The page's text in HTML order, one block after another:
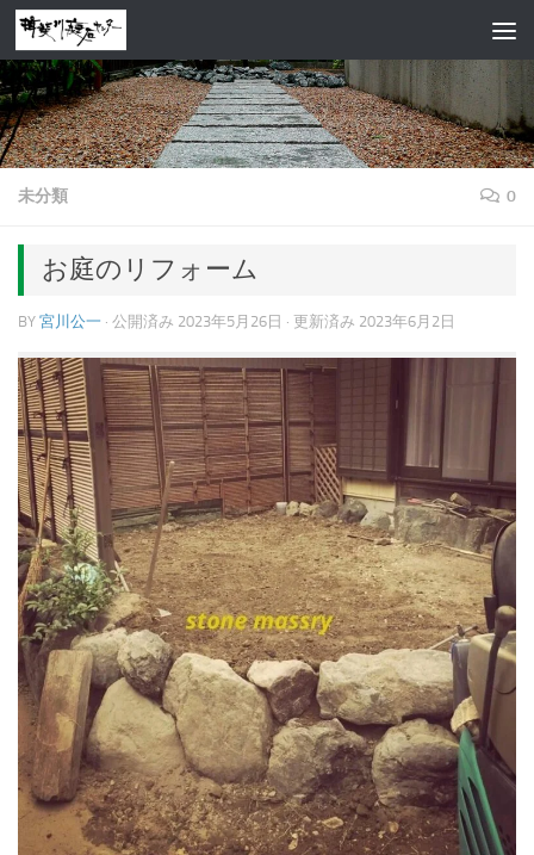
コンテンツへスキップ
未分類 0
お庭のリフォーム
BY 宮川公一 · 公開済み 2023年5月26日 · 更新済み 2023年6月2日